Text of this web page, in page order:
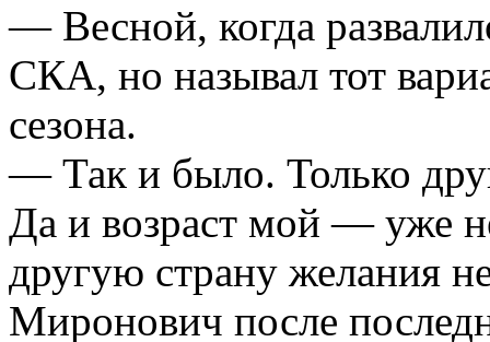
— Весной, когда
СКА, но называл тот
сезона.
— Так и было. Только
Да и возраст мой — уже
другую страну желания
Миронович после